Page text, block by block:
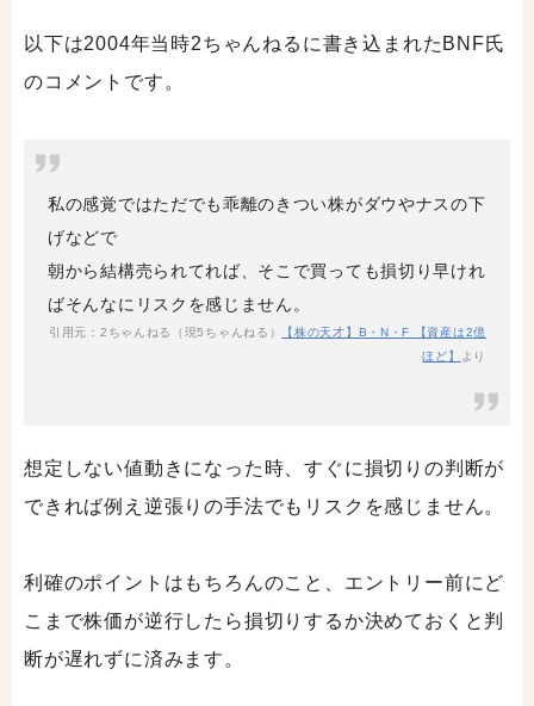
以下は2004年当時2ちゃんねるに書き込まれたBNF氏
のコメントです。
私の感覚ではただでも乖離のきつい株がダウやナスの下
げなどで
朝から結構売られてれば、そこで買っても損切り早けれ
ばそんなにリスクを感じません。
引用元：2ちゃんねる（現5ちゃんねる）
【株の天才】B・N・F 【資産は2億
ほど】
より
想定しない値動きになった時、すぐに損切りの判断が
できれば例え逆張りの手法でもリスクを感じません。
利確のポイントはもちろんのこと、エントリー前にど
こまで株価が逆行したら損切りするか決めておくと判
断が遅れずに済みます。